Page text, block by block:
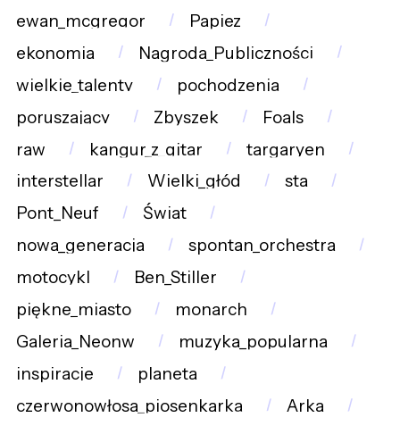
ewan_mcgregor
Papiez
ekonomia
Nagroda_Publiczności
wielkie_talenty
pochodzenia
poruszający
Zbyszek
Foals
raw
kangur_z_gitar
targaryen
interstellar
Wielki_głód
sta
Pont_Neuf
Świat
nowa_generacja
spontan_orchestra
motocykl
Ben_Stiller
piękne_miasto
monarch
Galeria_Neonw
muzyka_popularna
inspiracje
planeta
czerwonowłosa_piosenkarka
Arka